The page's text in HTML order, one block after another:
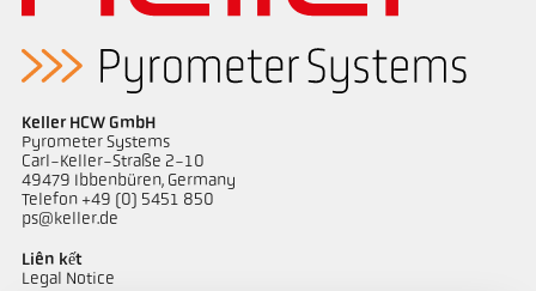
Bản vẻ PA 10-K002
Keller HCW GmbH
Pyrometer Systems
Carl-Keller-Straße 2-10
49479 Ibbenbüren, Germany
Telefon +49 (0) 5451 850
ps@keller.de
Liên kết
Legal Notice